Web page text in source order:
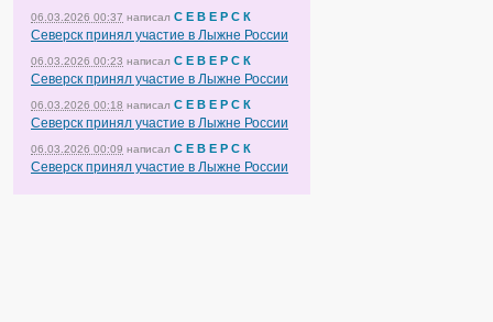
06.03.2026 00:37 написал С Е В Е Р С К
Северск принял участие в Лыжне России
06.03.2026 00:23 написал С Е В Е Р С К
Северск принял участие в Лыжне России
06.03.2026 00:18 написал С Е В Е Р С К
Северск принял участие в Лыжне России
06.03.2026 00:09 написал С Е В Е Р С К
Северск принял участие в Лыжне России